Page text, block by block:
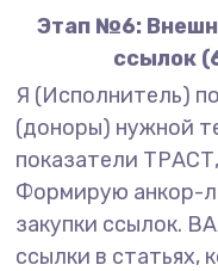
Этап №6:
ссылок
Я (Исполнитель)
(доноры) нужной
показатели
Формирую анкор-
закупки ссылок.
ссылки в статьях,